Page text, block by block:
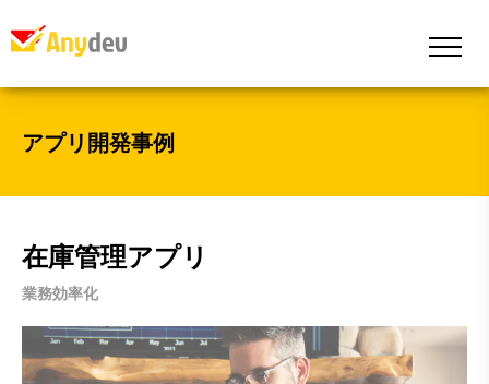
アプリ開発事例
在庫管理アプリ
業務効率化